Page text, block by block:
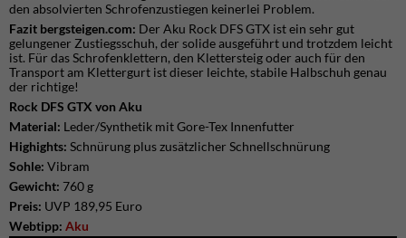
den absolvierten Schrofenzustiegen keinerlei Problem.
Fazit bergsteigen.com: Der Aku Rock DFS GTX ist ein sehr gut
gelungener Zustiegsschuh, der solide ausgeführt und trotzdem leicht
ist. Für das Schrofenklettern, den Klettersteig oder auch für den
Transport am Klettergurt ist dieser leichte, stabile Halbschuh genau
der richtige!
Rock DFS GTX von Aku
Material: Leder/Synthetik mit Gore-Tex Innenfutter
Highights: Schnürung plus zusätzlicher Schnellschnürung
Sohle: Vibram
Gewicht: 760 g
Preis: UVP 189,95 Euro
Webtipp: Aku